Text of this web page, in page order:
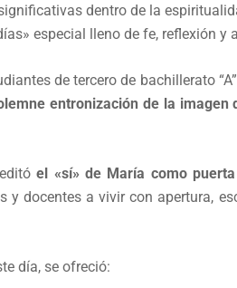
dentro de la
especial lleno de fe, reflexión y
de tercero de bachillerato
entronización de la imagen
el «sí» de María como
y docentes a vivir con apertura,
día, se ofreció: